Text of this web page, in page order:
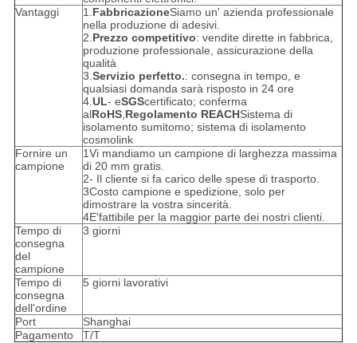
Vantaggi
1.FabbricazioneSiamo un' azienda professionale
nella produzione di adesivi.
2.Prezzo competitivo: vendite dirette in fabbrica,
produzione professionale, assicurazione della
qualità
3.Servizio perfetto.: consegna in tempo, e
qualsiasi domanda sarà risposto in 24 ore
4.UL- eSGScertificato; conferma
alRoHS,Regolamento REACHSistema di
isolamento sumitomo; sistema di isolamento
cosmolink
Fornire un
campione
1Vi mandiamo un campione di larghezza massima
di 20 mm gratis.
2- Il cliente si fa carico delle spese di trasporto.
3Costo campione e spedizione, solo per
dimostrare la vostra sincerità.
4E'fattibile per la maggior parte dei nostri clienti.
Tempo di
consegna
del
campione
3 giorni
Tempo di
consegna
dell'ordine
5 giorni lavorativi
Port
Shanghai
Pagamento
T/T